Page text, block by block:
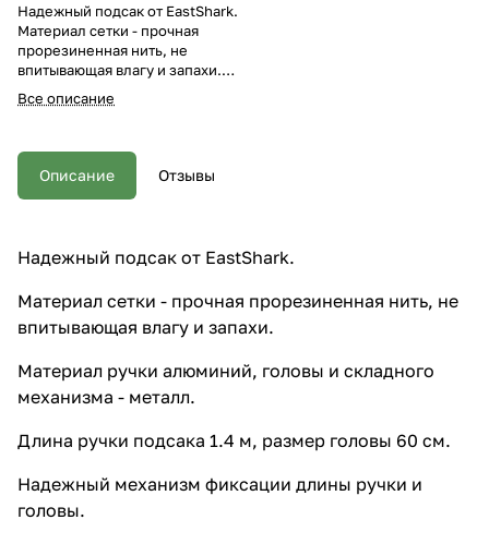
Надежный подсак от EastShark.
Материал сетки - прочная
прорезиненная нить, не
впитывающая влагу и запахи.
Материал ручки алюминий,
головы и складного механизма -
1.4 м, размер головы 60 см.
Надежный механизм фиксации
длины ручки и головы.
Все описание
Описание Отзывы
Надежный подсак от EastShark.
Материал сетки - прочная прорезиненная нить, не
впитывающая влагу и запахи.
Материал ручки алюминий, головы и складного
механизма - металл.
Длина ручки подсака 1.4 м, размер головы 60 см.
Надежный механизм фиксации длины ручки и
головы.